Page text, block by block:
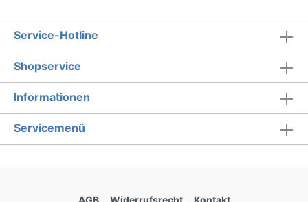
Service-Hotline
Shopservice
Informationen
Servicemenü
AGB Widerrufsrecht Kontakt